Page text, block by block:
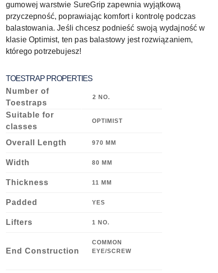
gumowej warstwie SureGrip zapewnia wyjątkową
przyczepność, poprawiając komfort i kontrolę podczas
balastowania. Jeśli chcesz podnieść swoją wydajność w
klasie Optimist, ten pas balastowy jest rozwiązaniem,
którego potrzebujesz!
TOESTRAP PROPERTIES
Number of
Toestraps
2 NO.
Suitable for
classes
OPTIMIST
Overall Length 970 MM
Width 80 MM
Thickness 11 MM
Padded YES
Lifters 1 NO.
End Construction
COMMON
EYE/SCREW